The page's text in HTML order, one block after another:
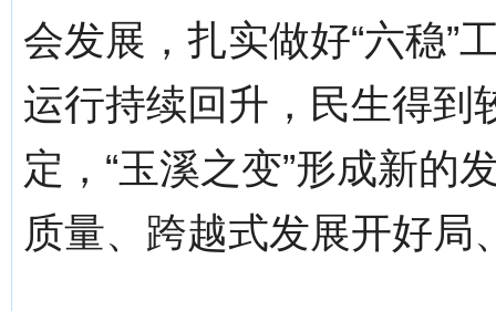
会发展，扎实做好“六稳”
运行持续回升，民生得到
定，“玉溪之变”形成新的
质量、跨越式发展开好局